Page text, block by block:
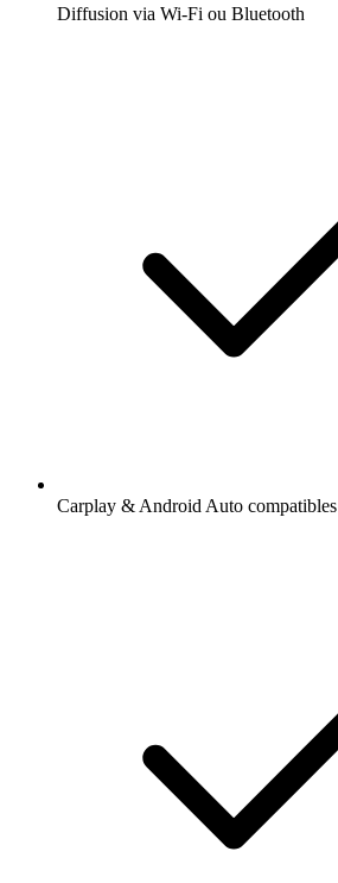
Diffusion via Wi-Fi ou Bluetooth
Carplay & Android Auto compatibles